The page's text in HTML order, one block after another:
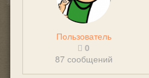
Пользователь
0
87 сообщений